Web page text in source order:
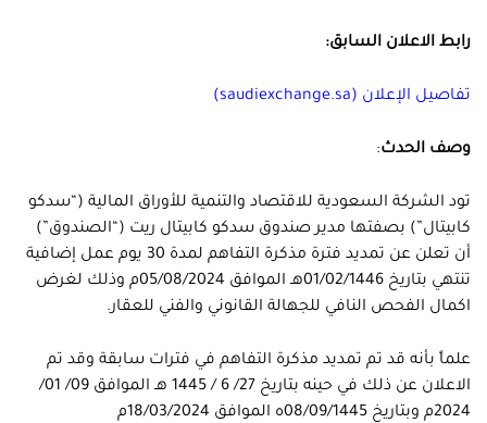
رابط الاعلان السابق:
تفاصيل الإعلان (saudiexchange.sa)
وصف الحدث:
تود الشركة السعودية للاقتصاد والتنمية للأوراق المالية (“سدكو
كابيتال”) بصفتها مدير صندوق سدكو كابيتال ريت (“الصندوق”)
أن تعلن عن تمديد فترة مذكرة التفاهم لمدة 30 يوم عمل إضافية
تنتهي بتاريخ 01/02/1446هـ الموافق 05/08/2024م وذلك لغرض
اكمال الفحص النافي للجهالة القانوني والفني للعقار.
علماً بأنه قد تم تمديد مذكرة التفاهم في فترات سابقة وقد تم
الاعلان عن ذلك في حينه بتاريخ 27/ 6 / 1445 هـ‍ الموافق 09/ 01/
2024م وبتاريخ 08/09/1445ه الموافق 18/03/2024م